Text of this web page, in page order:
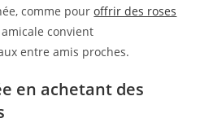
comme pouroffrir des roses
convient
entre amis proches.
en achetant des